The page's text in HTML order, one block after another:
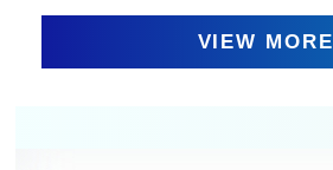
VIEW MORE